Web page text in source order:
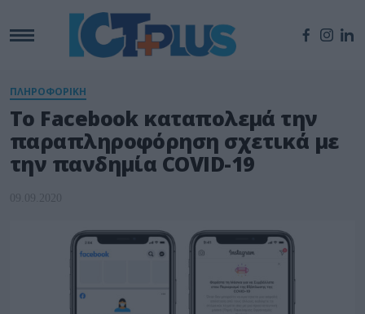
ΠΛΗΡΟΦΟΡΙΚΗ
Το Facebook καταπολεμά την
παραπληροφόρηση σχετικά με
την πανδημία COVID-19
09.09.2020